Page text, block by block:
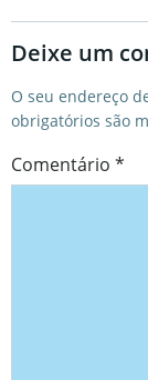
Deixe um
O seu endereço
obrigatórios são
Comentário *